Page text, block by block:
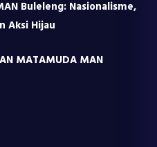
Buleleng: Nasionalisme,
Aksi Hijau
MATAMUDA MAN